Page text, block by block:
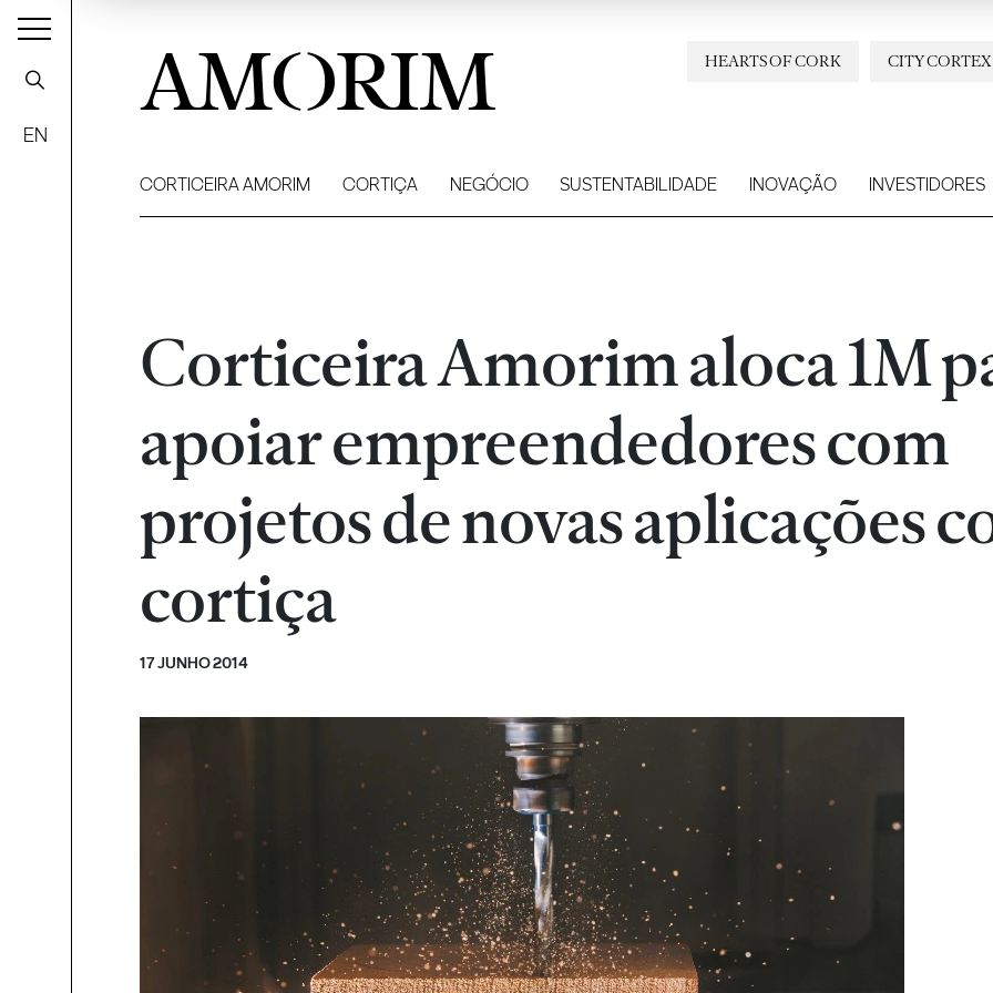
EN
AMORIM CITY CORTEX
HEARTS OF CORK
CORTICEIRA AMORIM CORTIÇA NEGÓCIO SUSTENTABILIDADE INOVAÇÃO INVESTIDORES
Corticeira Amorim aloca 1M
apoiar empreendedores com
projetos de novas aplicações
cortiça
17 JUNHO 2014